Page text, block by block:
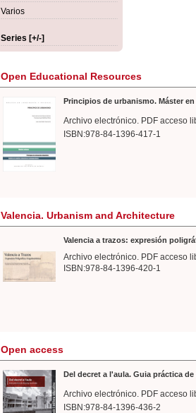
Varios
Series [+/-]
Open Educational Resources
Principios de urbanismo. Máster
Archivo electrónico. PDF acceso
ISBN:978-84-1396-417-1
Valencia. Urbanism and Architecture
Valencia a trazos: expresión
Archivo electrónico. PDF acceso
ISBN:978-84-1396-420-1
Open access
Del decret a l'aula. Guia práctica
Archivo electrónico. PDF acceso
ISBN:978-84-1396-436-2